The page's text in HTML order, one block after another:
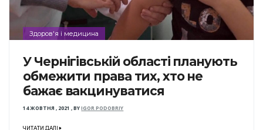
Здоров'я і медицина
У Чернігівській області планують
обмежити права тих, хто не
бажає вакцинуватися
14 ЖОВТНЯ , 2021 ,BYIGOR PODOBRIY
ЧИТАТИ ДАЛІ